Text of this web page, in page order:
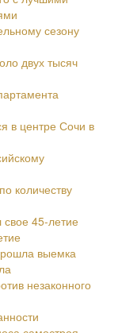
сезону
двух тысяч
в центре Сочи в
количеству
45-летие
выемка
незаконного